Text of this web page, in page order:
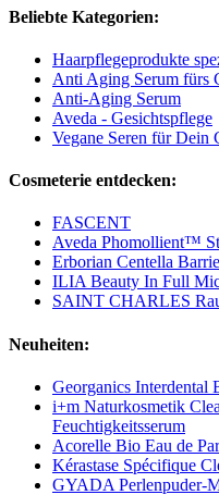
Beliebte Kategorien:
Haarpflegeprodukte
Anti Aging Serum fürs
Anti-Aging Serum
Aveda - Gesichtspflege
Vegane Seren für Dein
Cosmeterie entdecken:
FASCENT
Aveda Phomollient™
Erborian Centella
ILIA Beauty In Full
SAINT CHARLES
Neuheiten:
Georganics Interdental
i+m Naturkosmetik
Feuchtigkeitsserum
Acorelle Bio Eau de
Kérastase Spécifique
GYADA Perlenpuder-